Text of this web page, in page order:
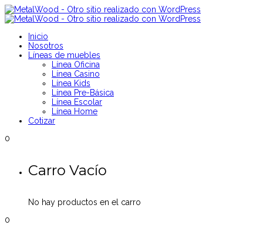
Inicio
Nosotros
Líneas de muebles
Línea Oficina
Línea Casino
Línea Kids
Línea Pre-Básica
Línea Escolar
Línea Home
Cotizar
0
Carro Vacío
No hay productos en el carro
0